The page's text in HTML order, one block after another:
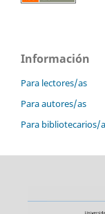
Información
Para lectores/as
Para autores/as
Para bibliotecarios/